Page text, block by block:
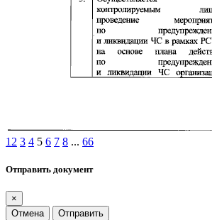
1 2 3 4 5 6 7 8 ... 66
Отправить документ
×
Отмена
Отправить